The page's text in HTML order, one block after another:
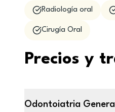
Radiología oral
Cirugía Oral
Precios y
Odontoiatria